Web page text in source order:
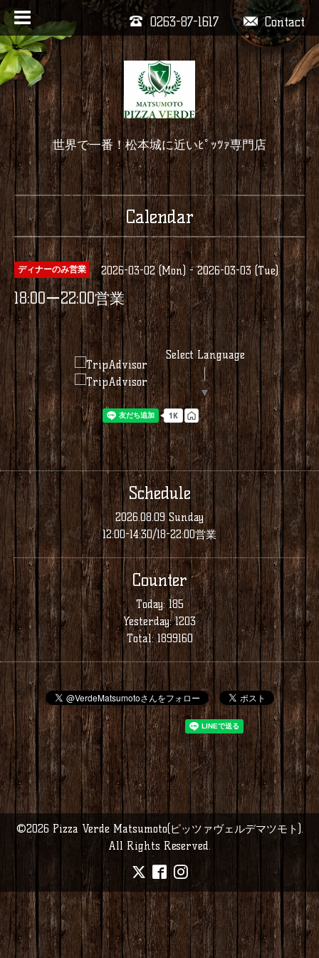
Contact
0263-87-1617
世界で一番！松本城に近いﾋﾟｯﾂｧ専門店
Calendar
ディナーのみ営業 2026-03-02 (Mon) - 2026-03-03 (Tue)
18:00ー22:00営業
Select Language
▼
Schedule
2026.08.09 Sunday
12:00-14:30/18-22:00営業
Counter
Today:185
Yesterday:1203
Total:1899160
©2026 Pizza Verde Matsumoto(ピッツァヴェルデマツモト).
All Rights Reserved.